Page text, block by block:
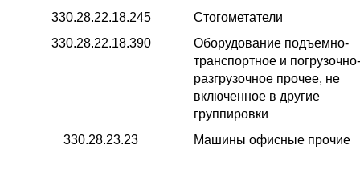
330.28.22.18.245
Стогометатели
330.28.22.18.390
Оборудование подъемно-
транспортное и погрузочно-
разгрузочное прочее, не
включенное в другие
группировки
330.28.23.23
Машины офисные прочие